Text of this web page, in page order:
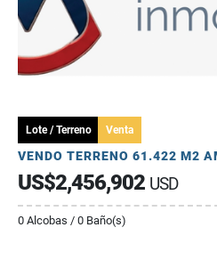
Lote / Terreno Venta
US$2,456,902 USD
0 Alcobas / 0 Baño(s)